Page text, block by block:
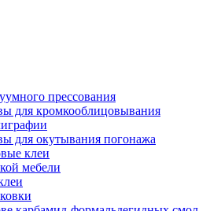
прессования
для кромкооблицовывания
для окутывания погонажа
клеи
мебели